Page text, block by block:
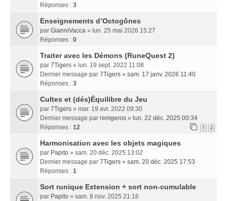
Réponses : 3
Enseignements dʼOctogônes
par GianniVacca » lun. 25 mai 2026 15:27
Réponses : 0
Traiter avec les Démons (RuneQuest 2)
par 7Tigers » lun. 19 sept. 2022 11:08
Dernier message par 7Tigers » sam. 17 janv. 2026 11:40
Réponses : 3
Cultes et (dés)Équilibre du Jeu
par 7Tigers » mar. 19 avr. 2022 09:30
Dernier message par remgeros » lun. 22 déc. 2025 00:34
Réponses : 12 1 2
Harmonisation avec les objets magiques
par Papito » sam. 20 déc. 2025 13:02
Dernier message par 7Tigers » sam. 20 déc. 2025 17:53
Réponses : 1
Sort runique Extension + sort non-cumulable
par Papito » sam. 8 nov. 2025 21:16